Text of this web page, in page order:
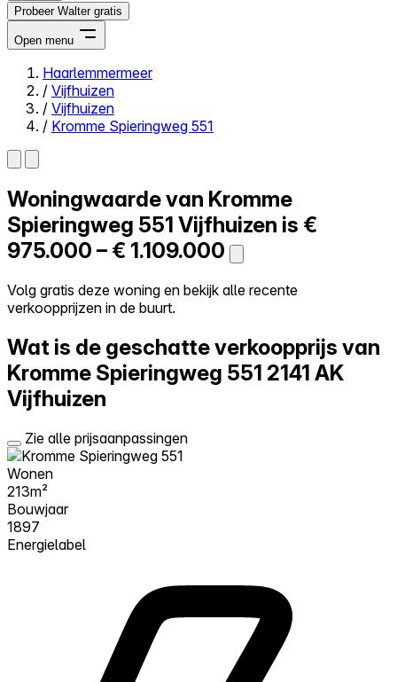
Probeer Walter gratis
Open menu
Close menu
Zelf kopen
Alles-in-één
Reviews
Prijzen
Log in
Probeer Walter gratis
Haarlemmermeer
/ Vijfhuizen
/ Vijfhuizen
/ Kromme Spieringweg 551
Woningwaarde van Kromme
Spieringweg 551 Vijfhuizen is €
975.000 – € 1.109.000
Volg gratis deze woning en bekijk alle recente
verkoopprijzen in de buurt.
Wat is de geschatte verkoopprijs van
Kromme Spieringweg 551 2141 AK
Vijfhuizen
Zie alle prijsaanpassingen
Wonen
213m²
Bouwjaar
1897
Energielabel